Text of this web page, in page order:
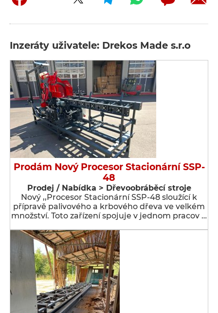
Inzeráty uživatele: Drekos Made s.r.o
Prodám Nový Procesor Stacionární SSP-
48
Prodej / Nabídka > Dřevoobráběcí stroje
Nový ,,Procesor Stacionární SSP-48 sloužící k
přípravě palivového a krbového dřeva ve velkém
množství. Toto zařízení spojuje v jednom pracov …